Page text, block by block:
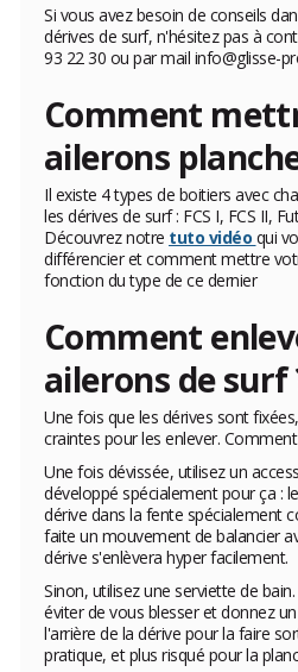
Si vous avez besoin de conseils
dérives de surf, n'hésitez pas à
93 22 30 ou par mail info@glisse-
Comment
ailerons
Il existe 4 types de boitiers avec
les dérives de surf : FCS I, FCS II,
Découvrez notre tuto vidéo qui
différencier et comment mettre
fonction du type de ce dernier
Comment
ailerons de surf
Une fois que les dérives sont
craintes pour les enlever.
Une fois dévissée, utilisez un
développé spécialement pour ça : le
dérive dans la fente spécialement
faite un mouvement de balancier
dérive s'enlèvera hyper facilement.
Sinon, utilisez une serviette de
éviter de vous blesser et donnez
l'arrière de la dérive pour la faire
pratique, et plus risqué pour la